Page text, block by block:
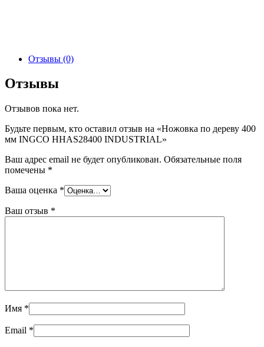
Отзывы (0)
Отзывы
Отзывов пока нет.
Будьте первым, кто оставил отзыв на «Ножовка по дереву 400
мм INGCO HHAS28400 INDUSTRIAL»
Ваш адрес email не будет опубликован. Обязательные поля
помечены *
Ваша оценка *
Ваш отзыв *
Имя *
Email *